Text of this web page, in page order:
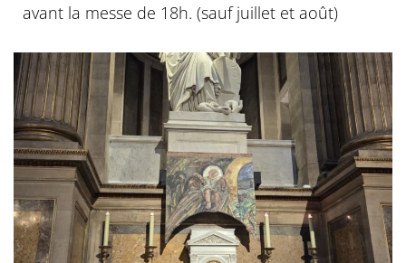
avant la messe de 18h. (sauf juillet et août)